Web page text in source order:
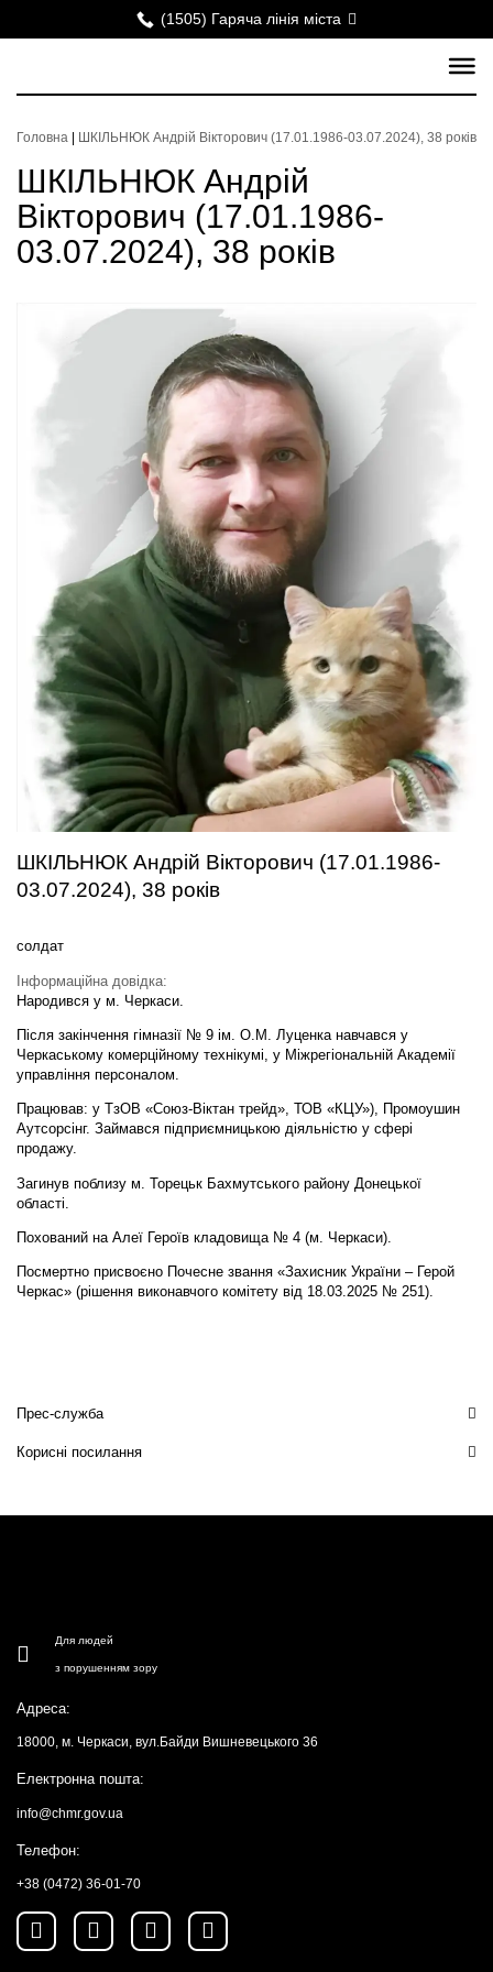
(1505) Гаряча лінія міста
Головна ШКІЛЬНЮК Андрій Вікторович (17.01.1986-03.07.2024), 38 років
ШКІЛЬНЮК Андрій
Вікторович (17.01.1986-
03.07.2024), 38 років
ШКІЛЬНЮК Андрій Вікторович (17.01.1986-
03.07.2024), 38 років
солдат
Інформаційна довідка:
Народився у м. Черкаси.
Після закінчення гімназії № 9 ім. О.М. Луценка навчався у
Черкаському комерційному технікумі, у Міжрегіональній Академії
управління персоналом.
Працював: у ТзОВ «Союз-Віктан трейд», ТОВ «КЦУ»), Промоушин
Аутсорсінг. Займався підприємницькою діяльністю у сфері
продажу.
Загинув поблизу м. Торецьк Бахмутського району Донецької
області.
Похований на Алеї Героїв кладовища № 4 (м. Черкаси).
Посмертно присвоєно Почесне звання «Захисник України – Герой
Черкас» (рішення виконавчого комітету від 18.03.2025 № 251).
Прес-служба
Корисні посилання
Для людей
з порушенням зору
Адреса:
18000, м. Черкаси, вул.Байди Вишневецького 36
Електронна пошта:
info@chmr.gov.ua
Телефон:
+38 (0472) 36-01-70